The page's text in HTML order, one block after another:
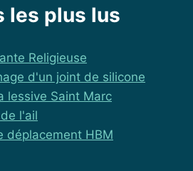
les plus lus
Religieuse
d'un joint de silicone
lessive Saint Marc
l'ail
déplacement HBM